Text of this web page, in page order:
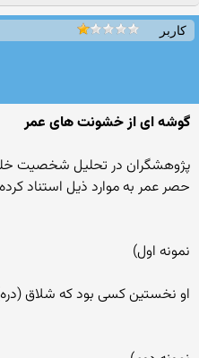
کاربر
گوشه ای از خشونت های عمر
پژوهشگران در تحلیل شخصیت
حصر عمر به موارد ذیل استناد
نمونه اول)
او نخستین کسی بود که شلاق